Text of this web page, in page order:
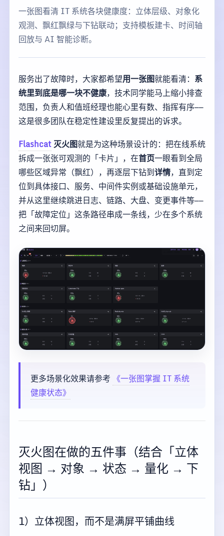
一张图看清 IT 系统各块健康度：立体层级、对象化
观测、飘红飘绿与下钻联动；支持模板建卡、时间轴
回放与 AI 智能诊断。
服务出了故障时，大家都希望用一张图就能看清： 系
统里到底是哪一块不健康，技术同学能马上缩小排查
范围，负责人和值班经理也能心里有数、指挥有序——
这是很多团队在稳定性建设里反复提出的诉求。
Flashcat灭火图就是为这种场景设计的：把在线系统
拆成一张张可观测的「卡片」，在首页一眼看到全局
哪些区域异常（飘红），再逐层下钻到详情，直到定
位到具体接口、服务、中间件实例或基础设施单元，
并从这里继续跳进日志、链路、大盘、变更事件等——
把「故障定位」这条路径串成一条线，少在多个系统
之间来回切屏。
更多场景化效果请参考 《一张图掌握 IT 系统
健康状态》
灭火图在做的五件事（结合「立体
视图 → 对象 → 状态 → 量化 → 下
钻」）
1）立体视图，而不是满屏平铺曲线